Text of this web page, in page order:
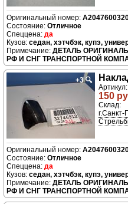
Отличное
да
седан, хэтчбэк, купэ,
ДЕТАЛЬ
РФ И СНГ ТРАНСПОРТНОЙ
+3🔍
150
Склад:
г.Санкт-
Отличное
да
седан, хэтчбэк, купэ,
ДЕТАЛЬ
РФ И СНГ ТРАНСПОРТНОЙ